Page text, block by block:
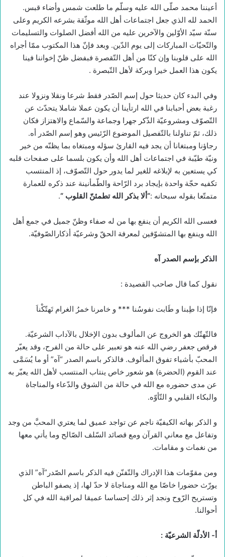
أعيننا محمد صلّى الله عليه وسلّم ما طلعت شمس وأضاء قبس.
الحمد لله الذي جعل اجتماعات أهل الله موثّقة بشرعه الكريم وعلى
سنّة سيّد الأوّلين والآخرين عليه من الله أفضل الصلوات والتسليمات
والتّحيّات المباركات إلى يوم الدّين. وبعد فإنّ هذا المكتوب ممّا أجراه
الله على قلوبنا وإن كنّا من أهل التّقصرة فبفضل ظنّ إخواننا فينا
يكون هذا العمل خيرا وبركة لأهل التّبصرة .
وفي البدء كان حديثا حول إسم الصّدر فقط شرعا ونقلا ونزولا عند
رغبة بعض أحبابنا في الله ارتأينا أن يكون عملا شاملا يتحدّث عن
التّصوّف ومشروعيّة الذّكر جهرا وجماعة والسّماع والاهتزاز فكان
ذلك، ثمّ تناولنا بالتّفصيل الموضوع الرّئيس وهو إسم الصّدر أه.
رجاؤنا ومبتغانا أن يجد فيه القارئ سؤله ومبتغاه بما يظنّه من خير
ونيّة طيّبة في اجتماعات أهل الله وأن يكون بلسما على صفحات قلبه
كي يستعين به لإبلاغه للغير لما يدور حول التّصوّف، إذ المنتسب
تكفيه حجّة واحدة بإيجاد برد الرّاحة والطّمأنينة عند ذكره للعمارة
متمتّعا بقوله سبحانه :“ألا بذكر الله تطمئنّ القلوب “
.
فعسى الله الكريم أن ينفع بها من له صفاء وظنّ جميل في جمع أهل
الله وينفع بها المتشوّفين لمعرفة الحقّ وشرعيّة أذكارالصّوفيّة.
الذكر بإسم الصدر آه
نقول كما قال صاحب القصيدة :
فإنّا إذا طِبنا و طَابت نفوسُنا *** و خامرنا خمرُ الغرام تَهتّكْناَ
فالتّهتّك هو الخروج عن المألوف بدون الإخلال بالآداب الشرعيّة.
فرقص جعفر رضي الله عنه هو تعبير على حالة من الفرح، وقد يعبّر
المحبّ بأشياء تفوق المألوف. فالذكر باسم الصدر “آه” أو ما يُسَمَّى
عند القوم (الحضرة) هو شعور خاص ينتاب المنتسب لأهل الله يعبّر به
عن مدى حضوره مع الله في حالة من الشوق والدّعاء والمناجاة
والبكاء القلبي و التّأوّه.
و الذكر بهاته الكيفيّة ناجم عن تواجد عميق لما يعتري المحبَّ من وجد
وتفاعل مع معاني القرآن ومع قصائد السّلف الصّالح وما يأتي معها
من نغمات و مقامات.
ومن مقوّمات هذا الإدراك والتّفنّن فيه الذكر باسم الصّدر”آه” الذي
يورّث حضورا خاصّا مع الله ومناجاة لا حدّ لها، إذ يصفو الباطن
وتستريح الرّوح ونجد إثر ذلك إحساسا عميقا لمراقبة الله في كل
أحوالنا.
أ- الأدلّة الشرعيّة :